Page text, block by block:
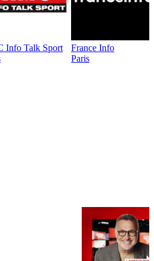
Info Talk Sport
France Info
Paris